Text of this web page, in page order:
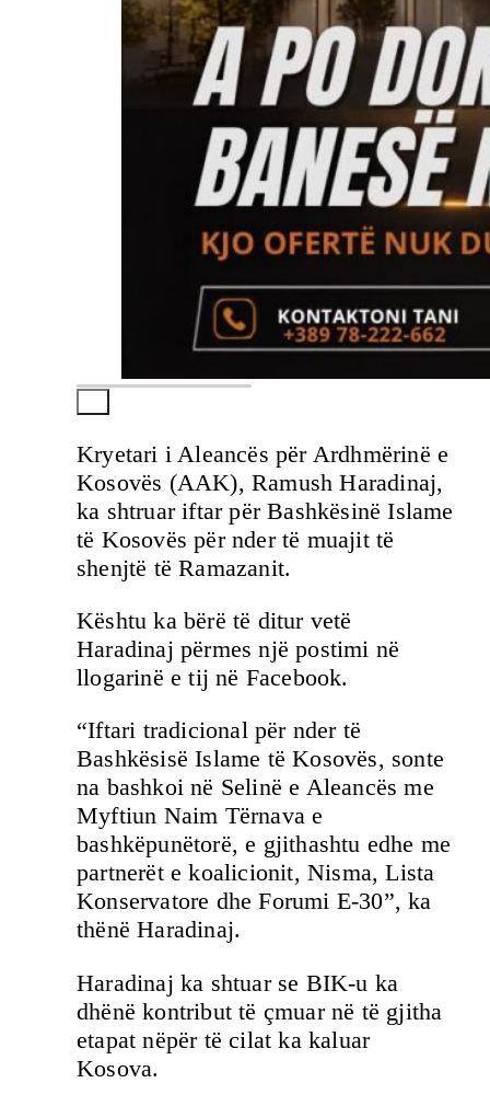
Kryetari i Aleancës për Ardhmërinë e
Kosovës (AAK), Ramush Haradinaj,
ka shtruar iftar për Bashkësinë Islame
të Kosovës për nder të muajit të
shenjtë të Ramazanit.
Kështu ka bërë të ditur vetë
Haradinaj përmes një postimi në
llogarinë e tij në Facebook.
“Iftari tradicional për nder të
Bashkësisë Islame të Kosovës, sonte
na bashkoi në Selinë e Aleancës me
Myftiun Naim Tërnava e
bashkëpunëtorë, e gjithashtu edhe me
partnerët e koalicionit, Nisma, Lista
Konservatore dhe Forumi E-30”, ka
thënë Haradinaj.
Haradinaj ka shtuar se BIK-u ka
dhënë kontribut të çmuar në të gjitha
etapat nëpër të cilat ka kaluar
Kosova.